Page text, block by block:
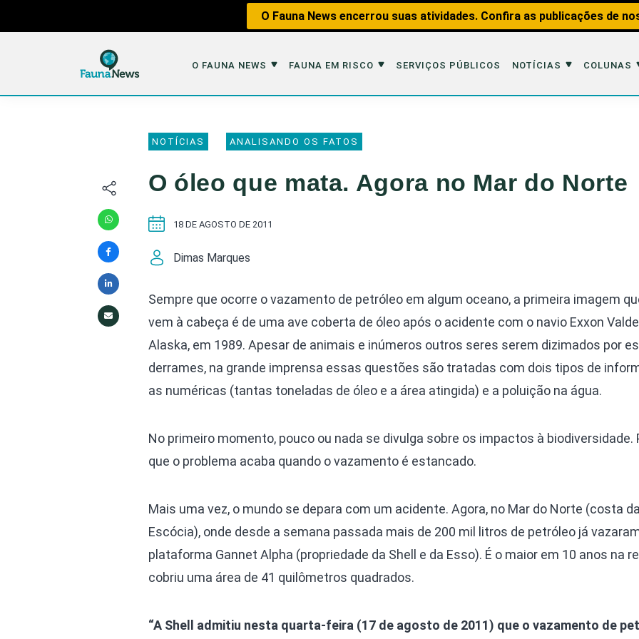
O Fauna News encerrou suas atividades. Confira as publicações de
O FAUNA NEWS FAUNA EM RISCO SERVIÇOS PÚBLICOS NOTÍCIAS COLUNAS
O Fauna News
Equipe
Parceiros
Republique
Publique no Fauna
Contato/Mídia Kit
Fauna em Risco
Caça Analisando os Fatos Educação
Observação
Olha o Bicho!
Photo Animal
Políticas
Saúde, Bicho
NOTÍCIAS ANALISANDO OS FATOS
O óleo que mata. Agora no Mar do Norte
Dimas Marques
18 DE AGOSTO DE 2011
Sempre que ocorre o vazamento de petróleo em algum oceano, a primeira imagem
vem à cabeça é de uma ave coberta de óleo após o acidente com o navio Exxon
Alaska, em 1989. Apesar de animais e inúmeros outros seres serem dizimados por
derrames, na grande imprensa essas questões são tratadas com dois tipos de
as numéricas (tantas toneladas de óleo e a área atingida) e a poluição na água.
No primeiro momento, pouco ou nada se divulga sobre os impactos à biodiversidade.
que o problema acaba quando o vazamento é estancado.
Mais uma vez, o mundo se depara com um acidente. Agora, no Mar do Norte (costa da
Escócia), onde desde a semana passada mais de 200 mil litros de petróleo já
plataforma Gannet Alpha (propriedade da Shell e da Esso). É o maior em 10 anos na
cobriu uma área de 41 quilômetros quadrados.
“A Shell admitiu nesta quarta-feira (17 de agosto de 2011) que o vazamento de